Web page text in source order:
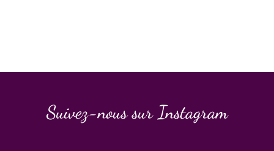
Suivez-nous sur Instagram